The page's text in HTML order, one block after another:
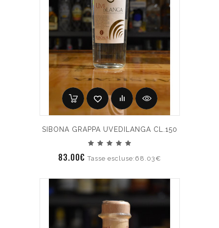
SIBONA GRAPPA UVEDILANGA CL.150
83.00€Tasse escluse:68.03€